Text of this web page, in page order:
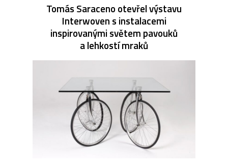
Tomás Saraceno otevřel výstavu
Interwoven s instalacemi
inspirovanými světem pavouků
a lehkostí mraků